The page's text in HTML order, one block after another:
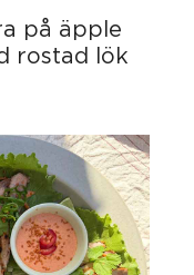
på äpple
rostad lök